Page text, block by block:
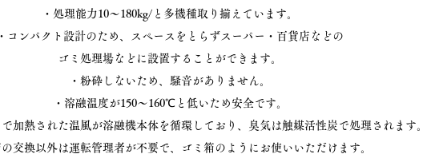
・処理能力10～180kg/と多機種取り揃えています。
・コンパクト設計のため、スペースをとらずスーパー・百貨店などの
ゴミ処理場などに設置することができます。
・粉砕しないため、騒音がありません。
・溶融温度が150～160℃と低いため安全です。
で加熱された温風が溶融機本体を循環しており、臭気は触媒活性炭で処理されます。
の交換以外は運転管理者が不要で、ゴミ箱のようにお使いいただけます。